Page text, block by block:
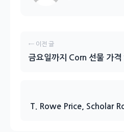
← 이전 글
금요일까지 Corn 선물 가격
T. Rowe Price, Scholar